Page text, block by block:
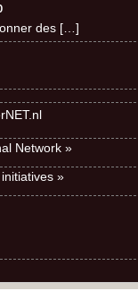
des […]
Network »
»